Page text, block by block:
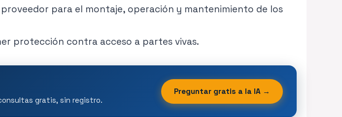
para el montaje, operación y mantenimiento de los
protección contra acceso a partes vivas.
gratis, sin registro.
Preguntar gratis a la IA →